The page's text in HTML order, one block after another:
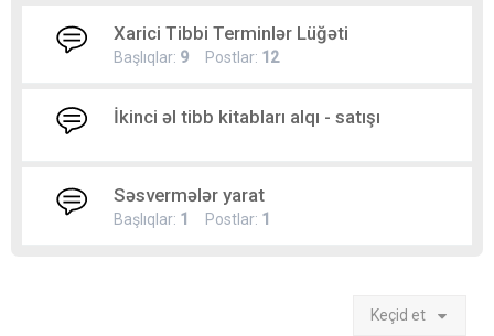
Xarici Tibbi Terminlər Lüğəti
Başlıqlar: 9 Postlar: 12
İkinci əl tibb kitabları alqı - satışı
Səsvermələr yarat
Başlıqlar: 1 Postlar: 1
Keçid et